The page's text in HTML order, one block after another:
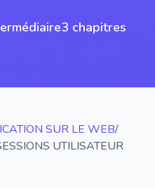
3 chapitres
SUR LE WEB/
UTILISATEUR